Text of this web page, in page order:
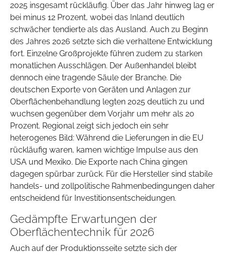
2025 insgesamt rückläufig. Über das Jahr hinweg lag er
bei minus 12 Prozent, wobei das Inland deutlich
schwächer tendierte als das Ausland. Auch zu Beginn
des Jahres 2026 setzte sich die verhaltene Entwicklung
fort. Einzelne Großprojekte führen zudem zu starken
monatlichen Ausschlägen. Der Außenhandel bleibt
dennoch eine tragende Säule der Branche. Die
deutschen Exporte von Geräten und Anlagen zur
Oberflächenbehandlung legten 2025 deutlich zu und
wuchsen gegenüber dem Vorjahr um mehr als 20
Prozent. Regional zeigt sich jedoch ein sehr
heterogenes Bild: Während die Lieferungen in die EU
rückläufig waren, kamen wichtige Impulse aus den
USA und Mexiko. Die Exporte nach China gingen
dagegen spürbar zurück. Für die Hersteller sind stabile
handels- und zollpolitische Rahmenbedingungen daher
entscheidend für Investitionsentscheidungen.
Gedämpfte Erwartungen der
Oberflächentechnik für 2026
Auch auf der Produktionsseite setzte sich der